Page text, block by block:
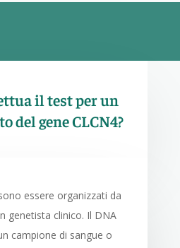
il test per un
del gene CLCN4?
essere organizzati da
genetista clinico. Il DNA
campione di sangue o